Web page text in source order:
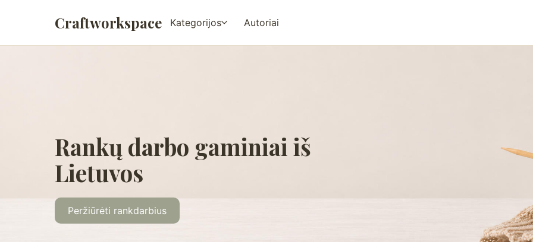
Craftworkspace Kategorijos Autoriai
Rankų darbo gaminiai iš
Lietuvos
Peržiūrėti rankdarbius